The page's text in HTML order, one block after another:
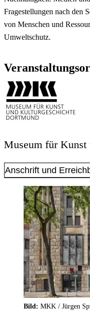
Fragestellungen nach den
von Menschen und
Umweltschutz.
Museum für Kunst
Anschrift und
Bild: MKK / Jürgen